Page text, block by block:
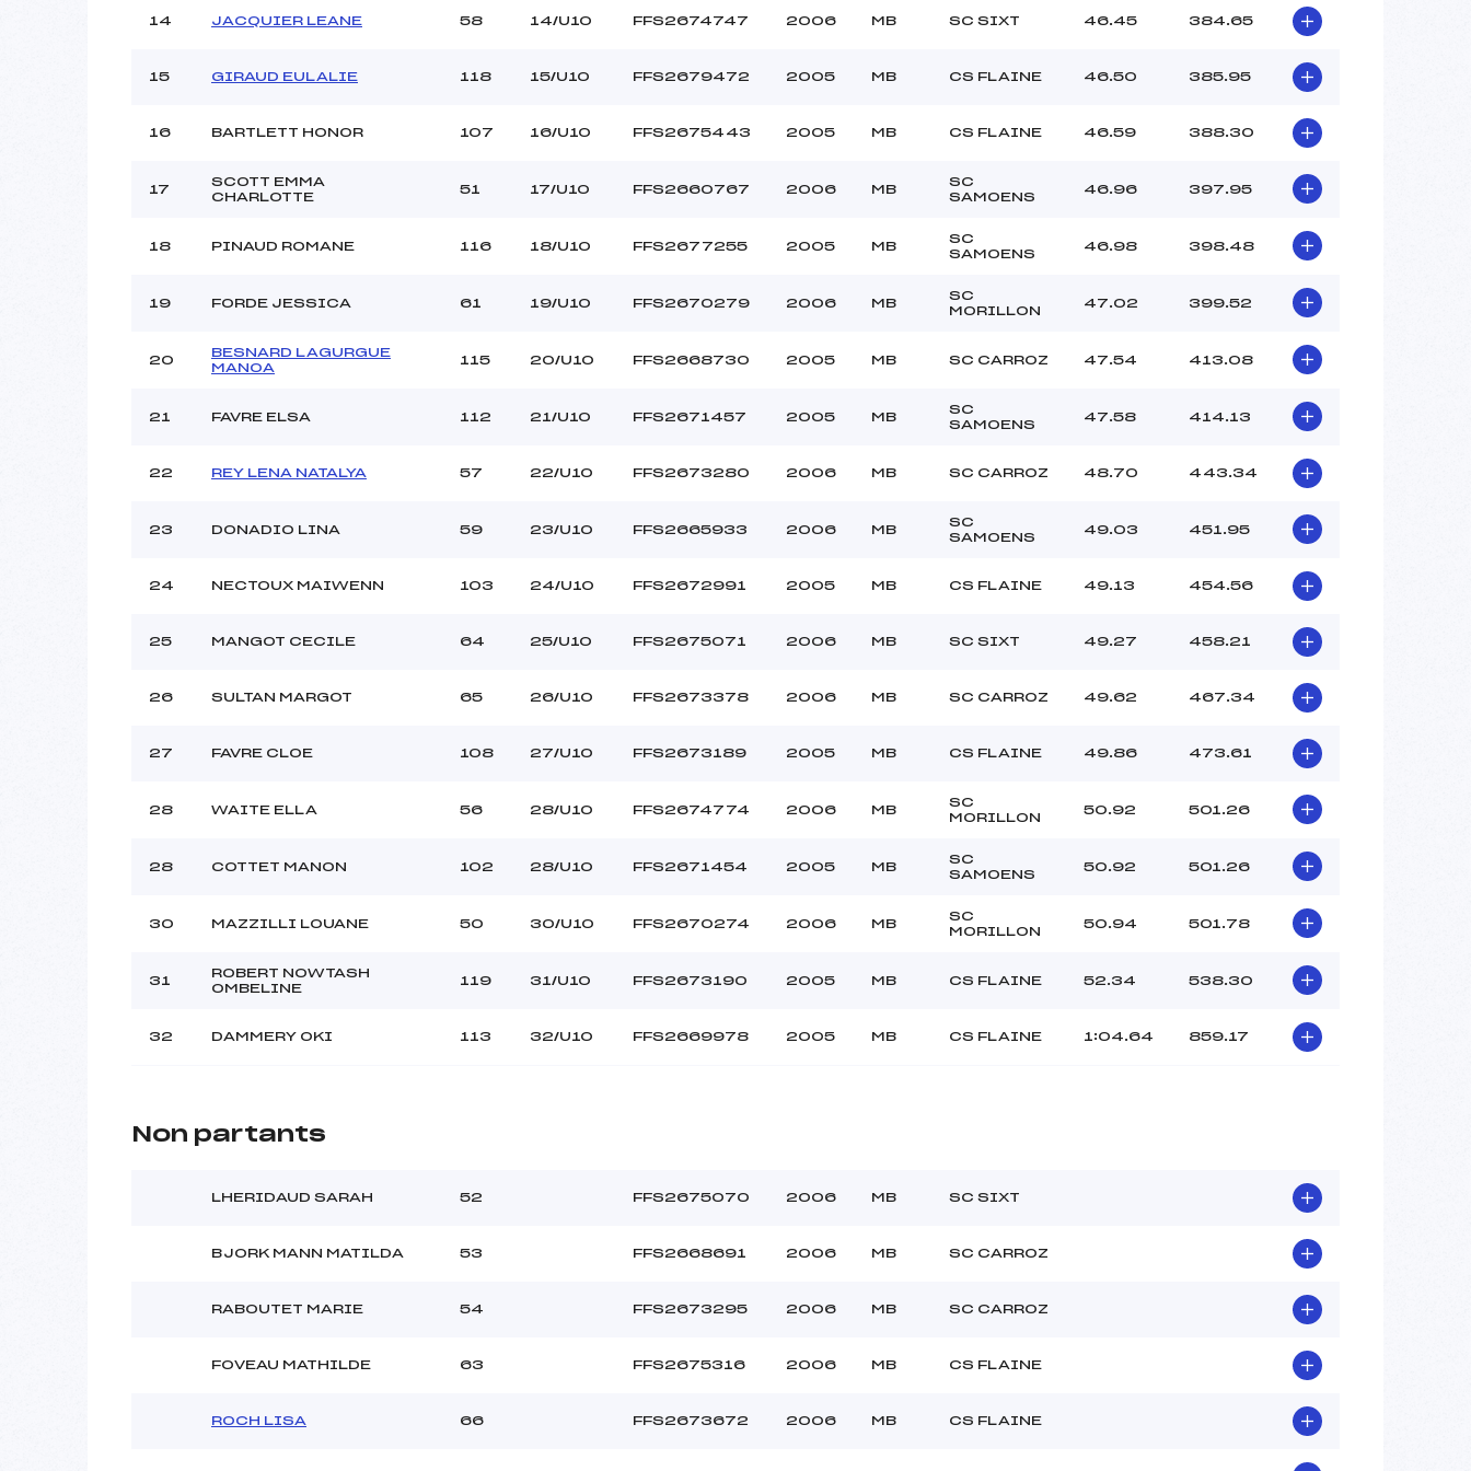
14 JACQUIER LEANE 58 14/U10 FFS2674747 2006 MB SC SIXT 46.45 384.65
15 GIRAUD EULALIE 118 15/U10 FFS2679472 2005 MB CS FLAINE 46.50 385.95
16 BARTLETT HONOR 107 16/U10 FFS2675443 2005 MB CS FLAINE 46.59 388.30
17
SCOTT EMMA
CHARLOTTE
51 17/U10 FFS2660767 2006 MB
SC
SAMOENS
46.96 397.95
18 PINAUD ROMANE 116 18/U10 FFS2677255 2005 MB
SC
SAMOENS
46.98 398.48
19 FORDE JESSICA 61 19/U10 FFS2670279 2006 MB
SC
MORILLON
47.02 399.52
20
BESNARD LAGURGUE
MANOA
115 20/U10 FFS2668730 2005 MB SC CARROZ 47.54 413.08
21 FAVRE ELSA 112 21/U10 FFS2671457 2005 MB
SC
SAMOENS
47.58 414.13
22 REY LENA NATALYA 57 22/U10 FFS2673280 2006 MB SC CARROZ 48.70 443.34
23 DONADIO LINA 59 23/U10 FFS2665933 2006 MB
SC
SAMOENS
49.03 451.95
24 NECTOUX MAIWENN 103 24/U10 FFS2672991 2005 MB CS FLAINE 49.13 454.56
25 MANGOT CECILE 64 25/U10 FFS2675071 2006 MB SC SIXT 49.27 458.21
26 SULTAN MARGOT 65 26/U10 FFS2673378 2006 MB SC CARROZ 49.62 467.34
27 FAVRE CLOE 108 27/U10 FFS2673189 2005 MB CS FLAINE 49.86 473.61
28 WAITE ELLA 56 28/U10 FFS2674774 2006 MB
SC
MORILLON
50.92 501.26
28 COTTET MANON 102 28/U10 FFS2671454 2005 MB
SC
SAMOENS
50.92 501.26
30 MAZZILLI LOUANE 50 30/U10 FFS2670274 2006 MB
SC
MORILLON
50.94 501.78
31
ROBERT NOWTASH
OMBELINE
119 31/U10 FFS2673190 2005 MB CS FLAINE 52.34 538.30
32 DAMMERY OKI 113 32/U10 FFS2669978 2005 MB CS FLAINE 1:04.64 859.17
Non partants
LHERIDAUD SARAH 52 FFS2675070 2006 MB SC SIXT
BJORK MANN MATILDA 53 FFS2668691 2006 MB SC CARROZ
RABOUTET MARIE 54 FFS2673295 2006 MB SC CARROZ
FOVEAU MATHILDE 63 FFS2675316 2006 MB CS FLAINE
ROCH LISA 66 FFS2673672 2006 MB CS FLAINE